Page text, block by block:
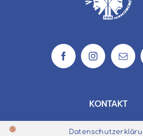
KONTAKT
Volksbühne Bergisch